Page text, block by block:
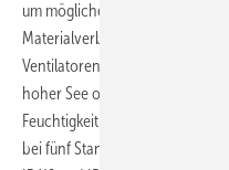
um mögliche Schwachstellen,
Materialverbindungen im
Ventilatoren kommen auf
hoher See oder in
Feuchtigkeit oder Beregnung
bei fünf Standardtests nach